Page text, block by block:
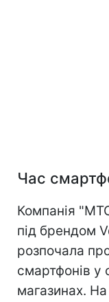
Час
Компанія
під брендом
розпочала
смартфонів у
магазинах.